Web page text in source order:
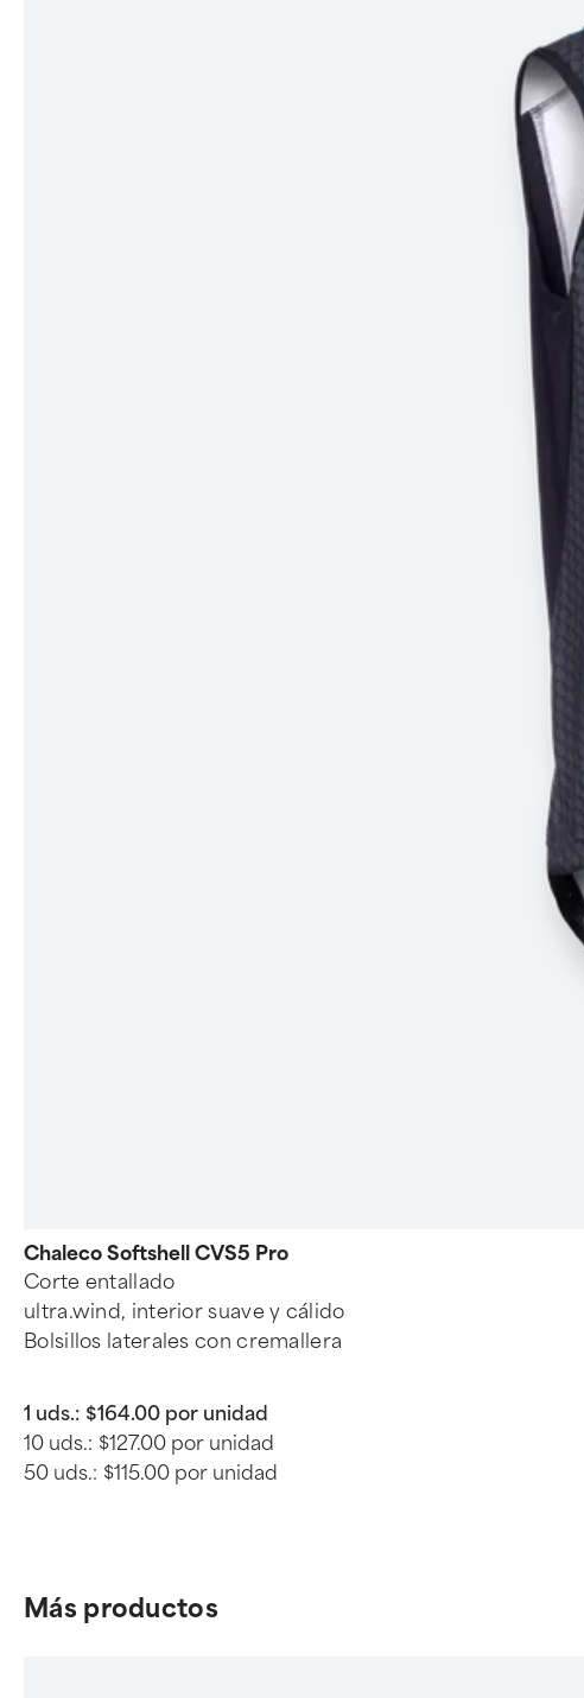
Chaleco Softshell CVS5 Pro
Corte entallado
ultra.wind, interior suave y cálido
Bolsillos laterales con cremallera
1 uds.: $164.00 por unidad
10 uds.: $127.00 por unidad
50 uds.: $115.00 por unidad
Más productos